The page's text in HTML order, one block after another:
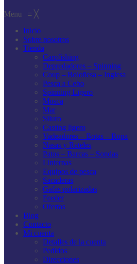
Nasas y Reteles
Patos – Barcas – Sondas
Linternas
Equipos de pesca
Sacaderas
Gafas polarizadas
Feeder
Ofertas
Menu ≡ ╳
Inicio
Sobre nosotros
Tienda
Carpfishing
Depredadores – Spinning
Coup – Boloñesa – Inglesa
Pesca a Cebo
Spinning Ligero
Mosca
Mar
Siluro
Casting ligero
Vadeadores – Botas – Ropa
Nasas y Reteles
Patos – Barcas – Sondas
Linternas
Equipos de pesca
Sacaderas
Gafas polarizadas
Feeder
Ofertas
Blog
Contacto
Mi cuenta
Detalles de la cuenta
Pedidos
Direcciones